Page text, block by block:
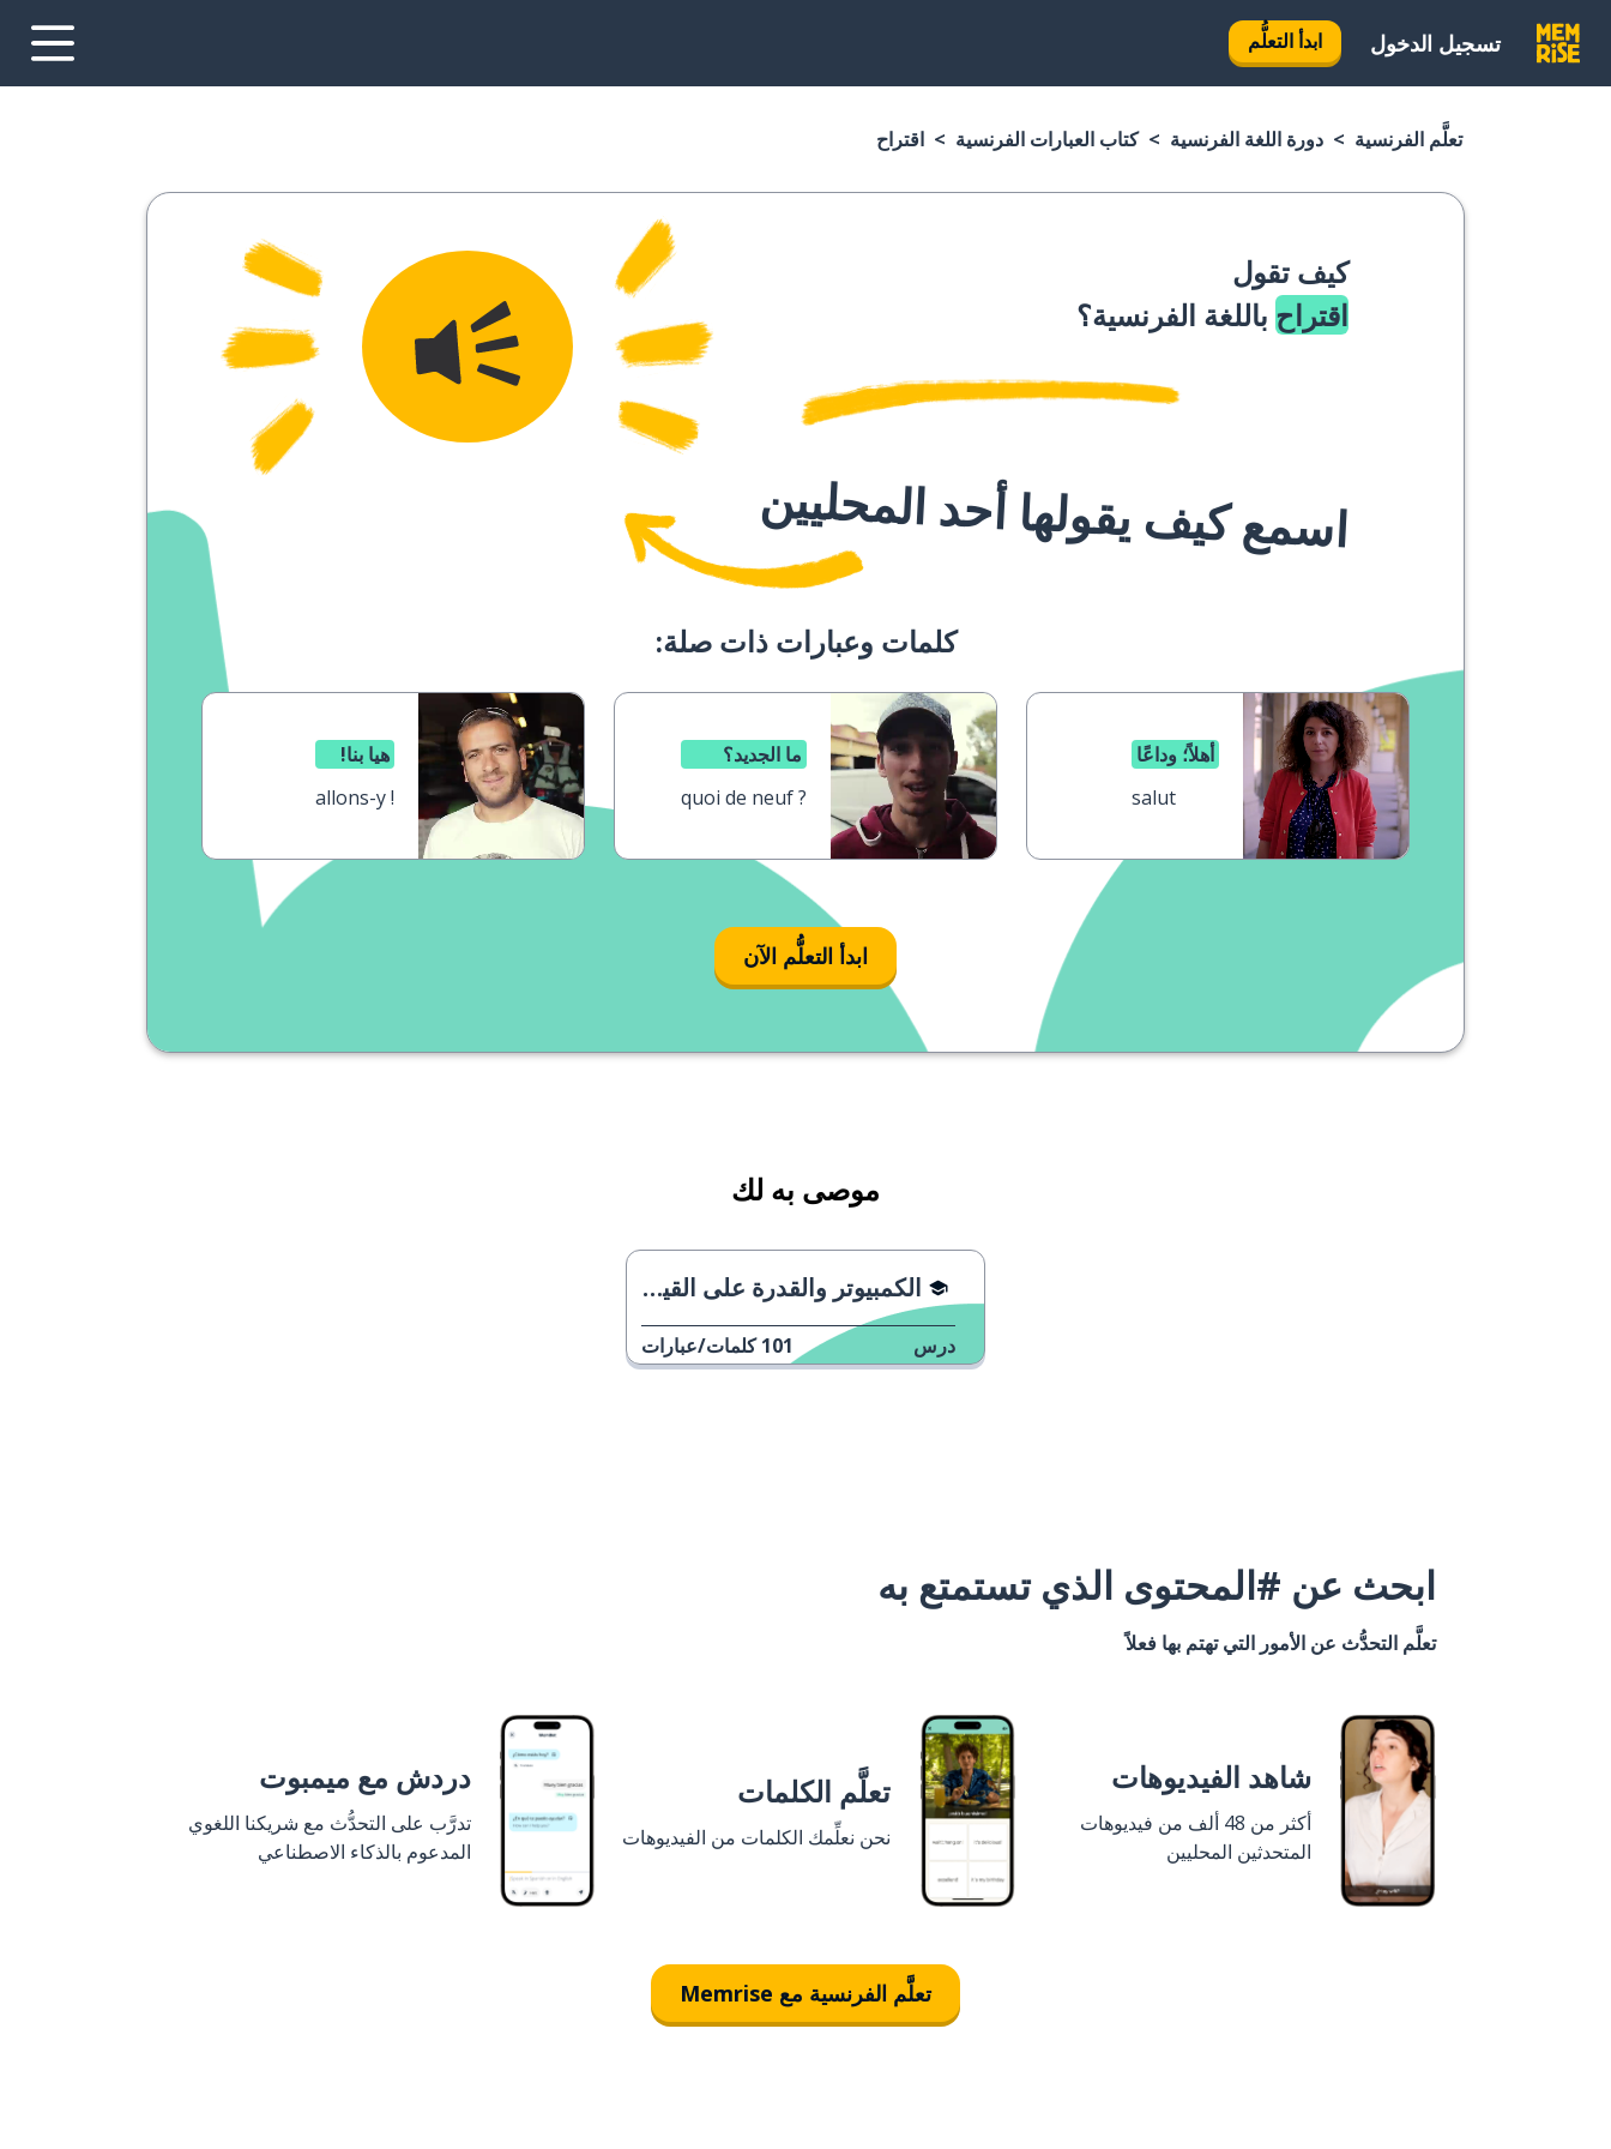
تسجيل الدخول ابدأ التعلُّم
تعلَّم الفرنسية دورة اللغة الفرنسية كتاب العبارات الفرنسية اقتراح
كيف تقول
اقتراح باللغة الفرنسية؟
اسمع كيف يقولها أحد المحليين
كلمات وعبارات ذات صلة:
أهلاً؛ وداعًا
salut
ما الجديد؟
quoi de neuf ?
هيا بنا!
allons-y !
ابدأ التعلُّم الآن
موصى به لك
الكمبيوتر والقدرة على القيام بعدة مهام
درس 101 كلمات/عبارات
ابحث عن #المحتوى الذي تستمتع به
تعلَّم التحدُّث عن الأمور التي تهتم بها فعلاً
شاهد الفيديوهات
أكثر من 48 ألف من فيديوهات
المتحدثين المحليين
تعلَّم الكلمات
نحن نعلِّمك الكلمات من الفيديوهات
دردش مع ميمبوت
تدرَّب على التحدُّث مع شريكنا اللغوي
المدعوم بالذكاء الاصطناعي
تعلَّم الفرنسية مع Memrise